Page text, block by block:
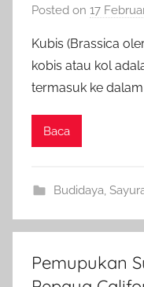
Posted on 17
Kubis (Brassica
kobis atau kol
termasuk ke
Baca
Budidaya,
Pemupukan